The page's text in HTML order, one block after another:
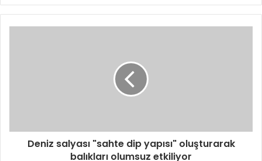
Deniz salyası "sahte dip yapısı" oluşturarak
balıkları olumsuz etkiliyor